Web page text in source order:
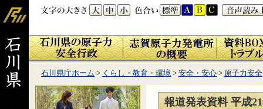
石川県庁ホーム > くらし・教育・環境 > 安全・安心 > 原子力安全
報道発表資料 平成